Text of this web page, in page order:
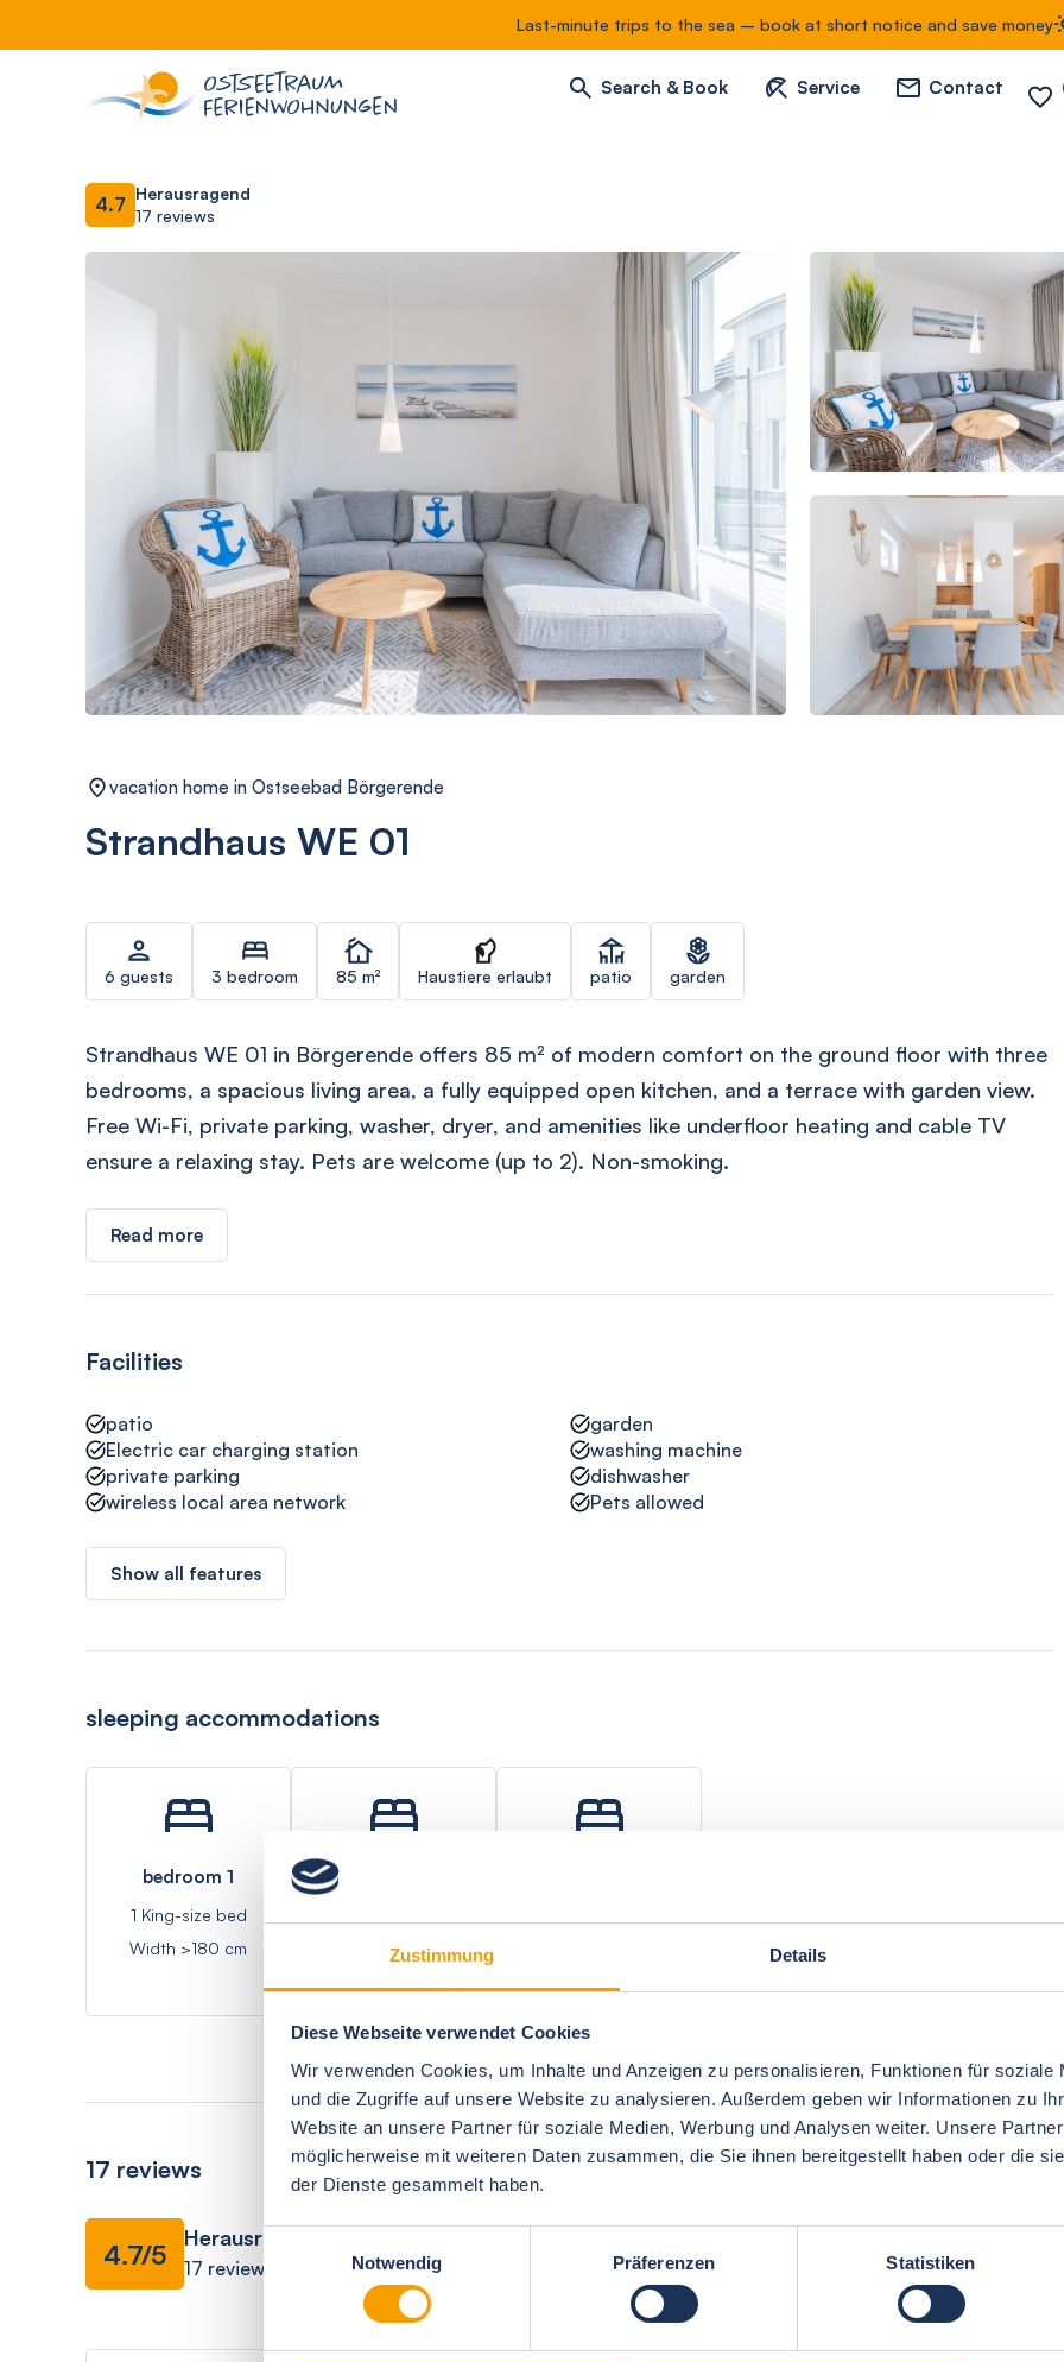
Zustimmung Details
Diese Webseite verwendet Cookies
Wir verwenden Cookies, um Inhalte und Anzeigen zu personalisieren, Funktionen für soziale
und die Zugriffe auf unsere Website zu analysieren. Außerdem geben wir Informationen zu
Website an unsere Partner für soziale Medien, Werbung und Analysen weiter. Unsere
möglicherweise mit weiteren Daten zusammen, die Sie ihnen bereitgestellt haben oder die
der Dienste gesammelt haben.
Notwendig
Präferenzen Statistiken
Last-minute trips to the sea – book at short notice and save money
Search & Book Service Contact
4.7 Herausragend
17 reviews
vacation home in Ostseebad Börgerende
Strandhaus WE 01
6 guests 3 bedroom 85 m² Haustiere erlaubt patio garden
Strandhaus WE 01 in Börgerende offers 85 m² of modern comfort on the ground floor with three
bedrooms, a spacious living area, a fully equipped open kitchen, and a terrace with garden view.
Free Wi-Fi, private parking, washer, dryer, and amenities like underfloor heating and cable TV
ensure a relaxing stay. Pets are welcome (up to 2). Non-smoking.
Read more
Facilities
patio
garden
Electric car charging station
washing machine
private parking
dishwasher
wireless local area network
Pets allowed
Show all features
sleeping accommodations
bedroom 1
1 King-size bed
Width >180 cm
170-180 cm
17 reviews
4.7/5
Herausragend
17 reviews